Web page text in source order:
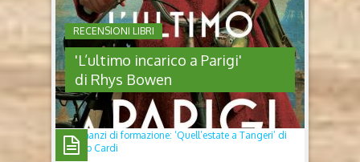
RECENSIONI LIBRI
'L’ultimo incarico a Parigi'
di Rhys Bowen